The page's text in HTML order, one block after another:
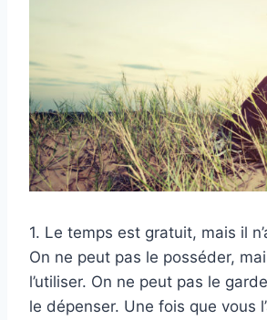
1. Le temps est gratuit, mais il
On ne peut pas le posséder,
l’utiliser. On ne peut pas le
le dépenser. Une fois que vous